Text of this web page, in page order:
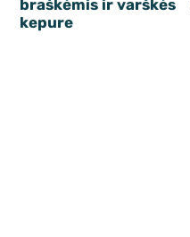
braškėmis ir varškės
kepure